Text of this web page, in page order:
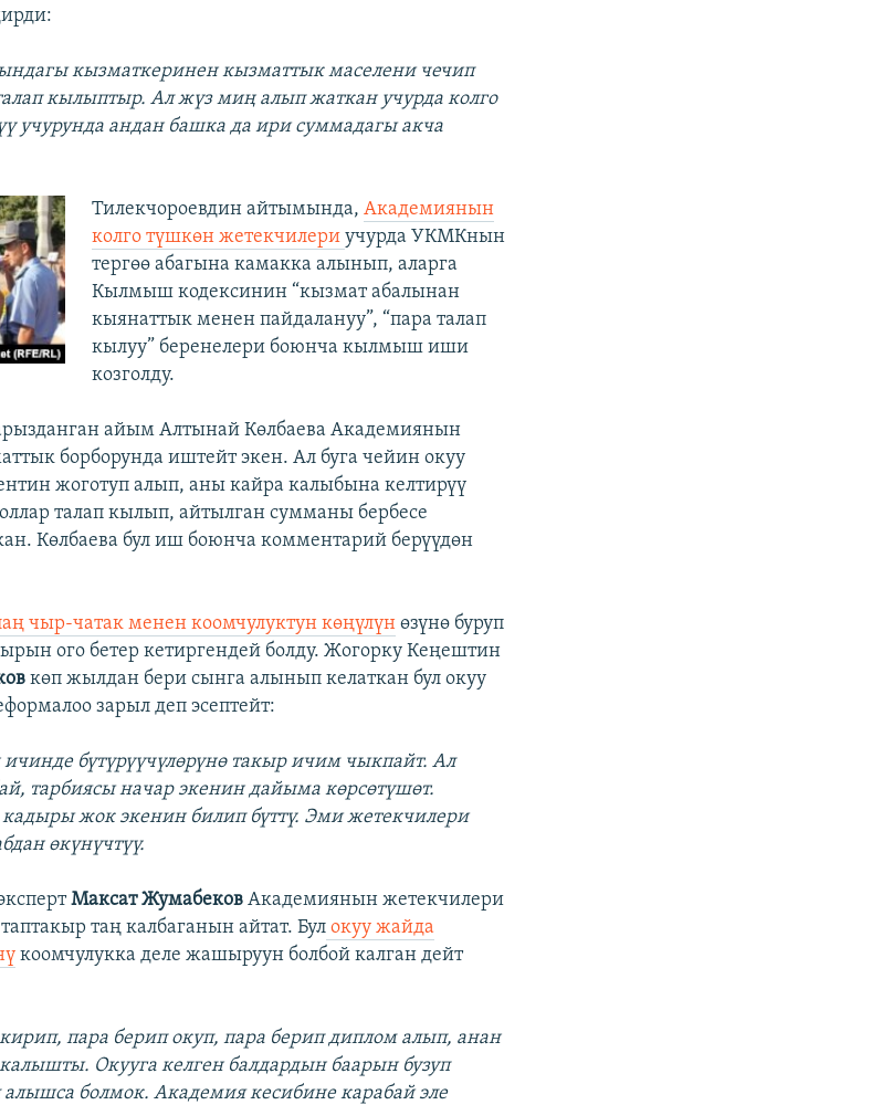
кызматкеринен кызматтык маселени чечип
кылыптыр. Ал жүз миң алып жаткан учурда колго
учурунда андан башка да ири суммадагы акча
Тилекчороевдин айтымында, Академиянын
колго түшкөн жетекчилери учурда УКМКнын
тергөө абагына камакка алынып, аларга
Кылмыш кодексинин “кызмат абалынан
кыянаттык менен пайдалануу”, “пара талап
кылуу” беренелери боюнча кылмыш иши
козголду.
айым Алтынай Көлбаева Академиянын
борборунда иштейт экен. Ал буга чейин окуу
жоготуп алып, аны кайра калыбына келтирүү
талап кылып, айтылган сумманы бербесе
Көлбаева бул иш боюнча комментарий берүүдөн
чыр-чатак менен коомчулуктун көңүлүн өзүнө буруп
ого бетер кетиргендей болду. Жогорку Кеңештин
көп жылдан бери сынга алынып келаткан бул окуу
зарыл деп эсептейт:
бүтүрүүчүлөрүнө такыр ичим чыкпайт. Ал
тарбиясы начар экенин дайыма көрсөтүшөт.
жок экенин билип бүттү. Эми жетекчилери
өкүнүчтүү.
Максат Жумабеков Академиянын жетекчилери
таң калбаганын айтат. Бул окуу жайда
коомчулукка деле жашыруун болбой калган дейт
пара берип окуп, пара берип диплом алып, анан
Окууга келген балдардын баарын бузуп
алышса болмок. Академия кесибине карабай эле